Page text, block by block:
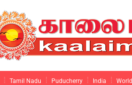
Tamil Nadu Puducherry India World